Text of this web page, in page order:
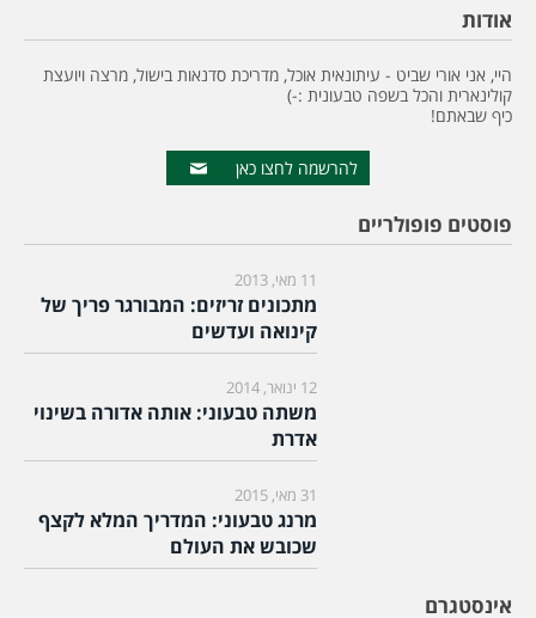
אודות
היי, אני אורי שביט - עיתונאית אוכל, מדריכת סדנאות בישול, מרצה ויועצת
קולינארית והכל בשפה טבעונית :-)
כיף שבאתם!
להרשמה לחצו כאן
פוסטים פופולריים
11 מאי, 2013
מתכונים זריזים: המבורגר פריך של
קינואה ועדשים
12 ינואר, 2014
משתה טבעוני: אותה אדורה בשינוי
אדרת
31 מאי, 2015
מרנג טבעוני: המדריך המלא לקצף
שכובש את העולם
אינסטגרם